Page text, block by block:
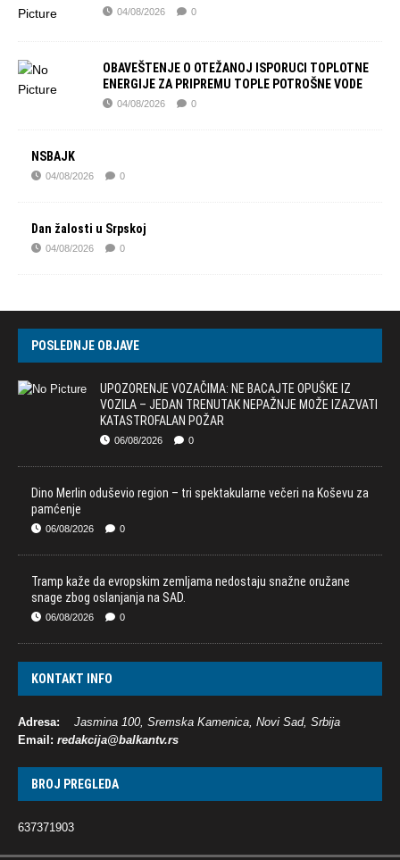
04/08/2026 0
OBAVEŠTENJE O OTEŽANOJ ISPORUCI TOPLOTNE
ENERGIJE ZA PRIPREMU TOPLE POTROŠNE VODE
04/08/2026 0
NSBAJK
04/08/2026 0
Dan žalosti u Srpskoj
04/08/2026 0
POSLEDNJE OBJAVE
UPOZORENJE VOZAČIMA: NE BACAJTE OPUŠKE IZ
VOZILA – JEDAN TRENUTAK NEPAŽNJE MOŽE IZAZVATI
KATASTROFALAN POŽAR
06/08/2026 0
Dino Merlin oduševio region – tri spektakularne večeri na Koševu za
pamćenje
06/08/2026 0
Tramp kaže da evropskim zemljama nedostaju snažne oružane
snage zbog oslanjanja na SAD.
06/08/2026 0
KONTAKT INFO
Adresa:
Jasmina 100, Sremska Kamenica, Novi Sad, Srbija
Email: redakcija@balkantv.rs
BROJ PREGLEDA
637371903